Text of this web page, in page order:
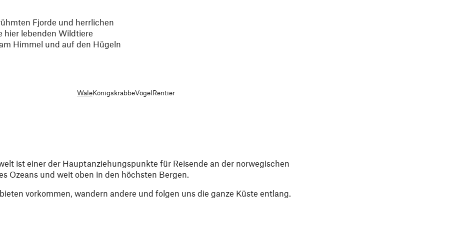
Fjorde und herrlichen
hier lebenden Wildtiere
Himmel und auf den Hügeln
WaleKönigskrabbeVögelRentier
ist einer der Hauptanziehungspunkte für Reisende an der norwegischen
Ozeans und weit oben in den höchsten Bergen.
vorkommen, wandern andere und folgen uns die ganze Küste entlang.